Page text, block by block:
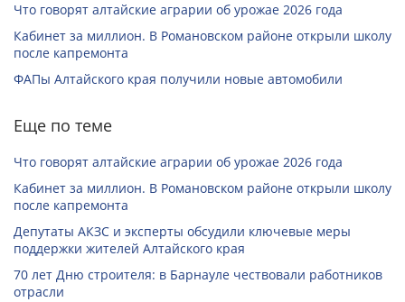
Что говорят алтайские аграрии об урожае 2026 года
Кабинет за миллион. В Романовском районе открыли школу
после капремонта
ФАПы Алтайского края получили новые автомобили
Еще по теме
Что говорят алтайские аграрии об урожае 2026 года
Кабинет за миллион. В Романовском районе открыли школу
после капремонта
Депутаты АКЗС и эксперты обсудили ключевые меры
поддержки жителей Алтайского края
70 лет Дню строителя: в Барнауле чествовали работников
отрасли